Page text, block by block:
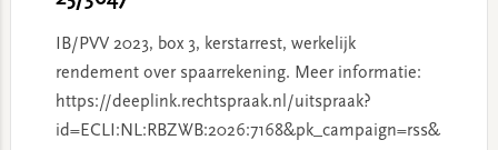
IB/PVV 2023, box 3, kerstarrest, werkelijk
rendement over spaarrekening. Meer informatie:
https://deeplink.rechtspraak.nl/uitspraak?
id=ECLI:NL:RBZWB:2026:7168&pk_campaign=rss&